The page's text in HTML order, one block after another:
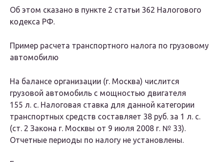
Об этом сказано в пункте 2 статьи 362 Налогового
кодекса РФ.
Пример расчета транспортного налога по грузовому
автомобилю
На балансе организации (г. Москва) числится
грузовой автомобиль с мощностью двигателя
155 л. с. Налоговая ставка для данной категории
транспортных средств составляет 38 руб. за 1 л. с.
(ст. 2 Закона г. Москвы от 9 июля 2008 г. № 33).
Отчетные периоды по налогу не установлены.